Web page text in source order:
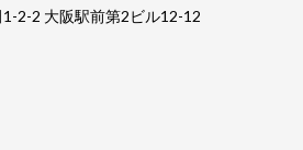
2-2 大阪駅前第2ビル12-12